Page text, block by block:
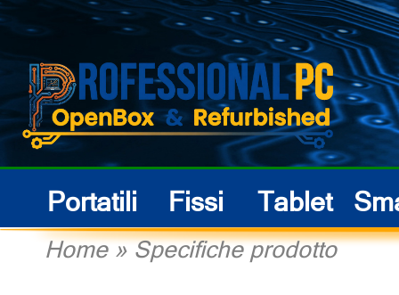
Portatili Fissi Tablet
Home»Specifiche prodotto